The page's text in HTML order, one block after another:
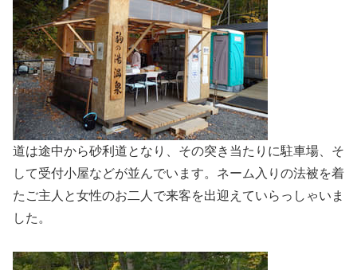
道は途中から砂利道となり、その突き当たりに駐車場、そ
して受付小屋などが並んでいます。ネーム入りの法被を着
たご主人と女性のお二人で来客を出迎えていらっしゃいま
した。